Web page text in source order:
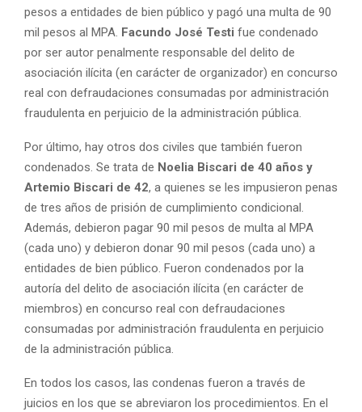
pesos a entidades de bien público y pagó una multa de 90
mil pesos al MPA. Facundo José Testi fue condenado
por ser autor penalmente responsable del delito de
asociación ilícita (en carácter de organizador) en concurso
real con defraudaciones consumadas por administración
fraudulenta en perjuicio de la administración pública.
Por último, hay otros dos civiles que también fueron
condenados. Se trata de Noelia Biscari de 40 años y
Artemio Biscari de 42, a quienes se les impusieron penas
de tres años de prisión de cumplimiento condicional.
Además, debieron pagar 90 mil pesos de multa al MPA
(cada uno) y debieron donar 90 mil pesos (cada uno) a
entidades de bien público. Fueron condenados por la
autoría del delito de asociación ilícita (en carácter de
miembros) en concurso real con defraudaciones
consumadas por administración fraudulenta en perjuicio
de la administración pública.
En todos los casos, las condenas fueron a través de
juicios en los que se abreviaron los procedimientos. En el